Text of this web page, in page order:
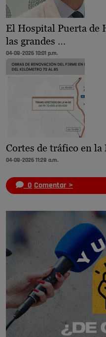
El Hospital Puerta de
las grandes …
04-08-2026 10:01 p.m.
Cortes de tráfico en
04-08-2026 11:28 a.m.
0 Comentar >